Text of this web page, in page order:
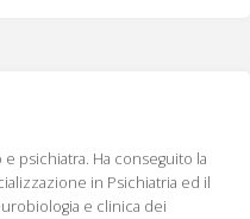
psichiatra. Ha conseguito la
in Psichiatria ed il
e clinica dei